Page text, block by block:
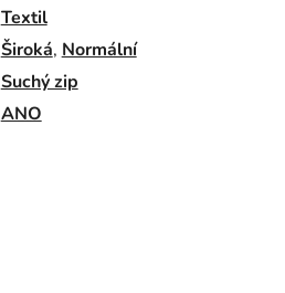
Textil
Široká, Normální
Suchý zip
ANO